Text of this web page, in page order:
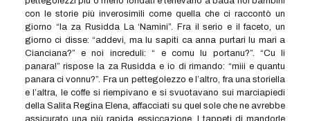
con le storie più inverosimili come quella che ci raccontò un
giorno “la za Rusidda La ‘Namini”. Fra il serio e il faceto, un
giorno ci disse: “addevi, ma lu sapiti ca anna purtari lu mari a
Cianciana?” e noi increduli: “ e comu lu portanu?”. “Cu li
panara!” rispose la za Rusidda e io di rimando: “miii e quantu
panara ci vonnu?”. Fra un pettegolezzo e l’altro, fra una storiella
e l’altra, le coffe si riempivano e si svuotavano sui marciapiedi
della Salita Regina Elena, affacciati su quel sole che ne avrebbe